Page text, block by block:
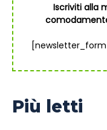
Iscriviti alla
[newsletter_form
Più letti